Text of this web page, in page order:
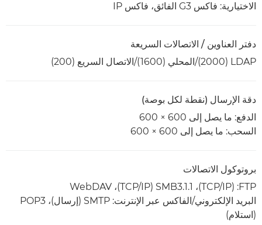
الاختيارية: فاكس G3 الفائق، فاكس IP
دفتر العناوين / الاتصالات السريعة
LDAP ‏(2000)/المحلي (1600)/الاتصال السريع (200)
دقة الإرسال (نقطة لكل بوصة)
الدفع: ما يصل إلى 600 × 600
السحب: ما يصل إلى 600 × 600
بروتوكول الاتصالات
FTP: (‏TCP/IP)،‏ SMB3.1.1 (‏TCP/IP)،‏ WebDAV
البريد الإلكتروني/الفاكس عبر الإنترنت: SMTP (إرسال)، POP3
(استلام)